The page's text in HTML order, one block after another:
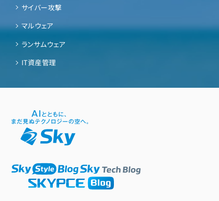
サイバー攻撃
マルウェア
ランサムウェア
IT資産管理